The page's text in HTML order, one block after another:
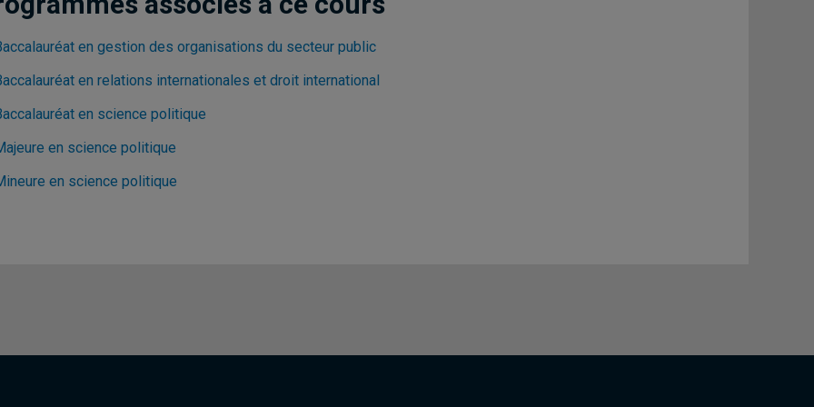
en gestion des organisations du secteur public
en relations internationales et droit international
en science politique
en science politique
en science politique